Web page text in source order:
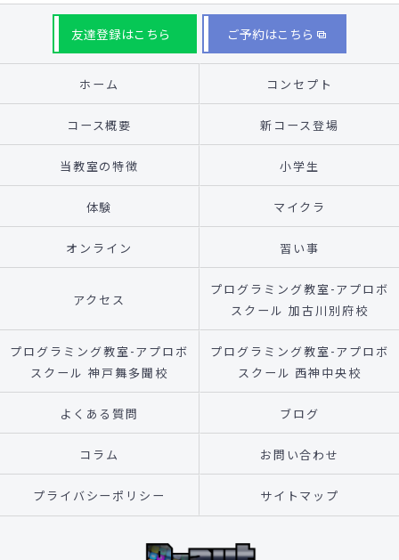
友達登録はこちら ご予約はこちら
ホーム コンセプト
コース概要 新コース登場
当教室の特徴 小学生
体験 マイクラ
オンライン 習い事
アクセス
プログラミング教室-アプロボ
スクール 加古川別府校
プログラミング教室-アプロボ
スクール 神戸舞多聞校
プログラミング教室-アプロボ
スクール 西神中央校
よくある質問 ブログ
コラム お問い合わせ
プライバシーポリシー サイトマップ